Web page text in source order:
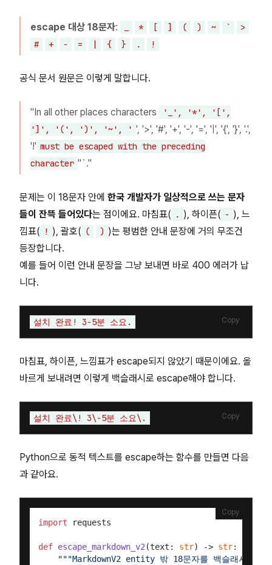
escape 대상 18문자: * [ ] ( ) ~ `
>
#
+ - = | { } . !
공식 문서 원문은 이렇게 말합니다.
"In all other places characters
'_', '*', '[',
']', '(', ')', '~', ' ', '>', '#', '+', '-', '=', '|', '{', '}', '.',
'!' must be escaped with the preceding
character ''`."
문제는 이 18문자 안에 한국 개발자가 일상적으로 쓰는 문자
들이 잔뜩 들어있다는 점이에요. 마침표( . ), 하이픈( - ), 느
낌표( ! ), 괄호( ( ) )는 평범한 안내 문장에 거의 무조건
등장합니다.
예를 들어 이런 안내 문장을 그냥 보내면 바로 400 에러가 납
니다.
Copy
마침표, 하이픈, 느낌표가 escape되지 않았기 때문이에요. 올
바르게 보내려면 이렇게 백슬래시로 escape해야 합니다.
Copy
Python으로 동적 텍스트를 escape하는 함수를 만들면 다음
과 같아요.
import requests
def escape_markdown_v2(text: str) -> str:
"""MarkdownV2 entity 밖 18문자를 백슬래시로
Copy